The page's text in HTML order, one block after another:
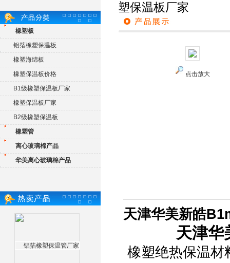
橡塑板
铝箔橡塑保温板
橡塑海绵板
橡塑保温板价格
B1级橡塑保温板厂家
橡塑保温板厂家
B2级橡塑保温板
橡塑管
离心玻璃棉产品
华美离心玻璃棉产品
塑保温板厂家
点击放大
天津华美新皓
天津华
橡塑绝热保温材